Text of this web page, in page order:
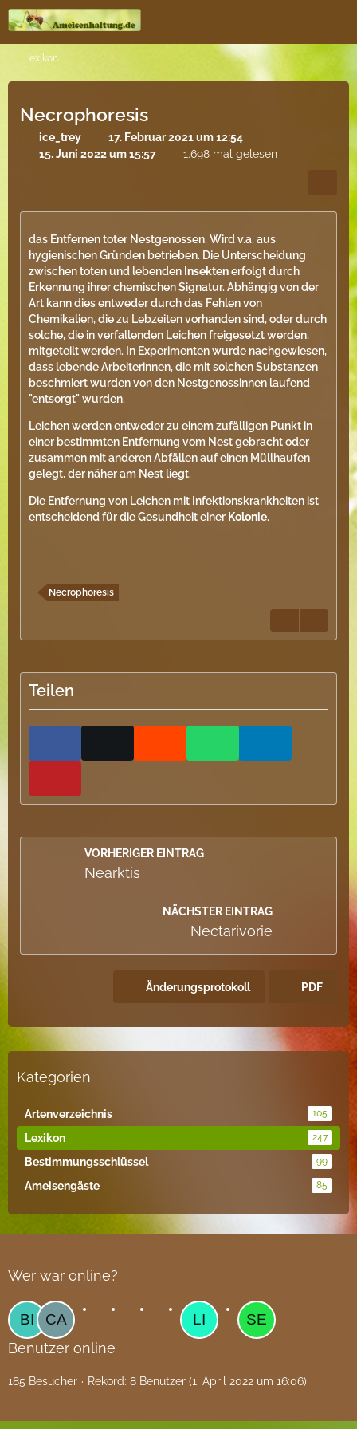
Lexikon
Necrophoresis
ice_trey
17. Februar 2021 um 12:54
15. Juni 2022 um 15:57
1.698 mal gelesen
das Entfernen toter Nestgenossen. Wird v.a. aus
hygienischen Gründen betrieben. Die Unterscheidung
zwischen toten und lebenden Insektenerfolgt durch
Erkennung ihrer chemischen Signatur. Abhängig von der
Art kann dies entweder durch das Fehlen von
Chemikalien, die zu Lebzeiten vorhanden sind, oder durch
solche, die in verfallenden Leichen freigesetzt werden,
mitgeteilt werden. In Experimenten wurde nachgewiesen,
dass lebende Arbeiterinnen, die mit solchen Substanzen
beschmiert wurden von den Nestgenossinnen laufend
"entsorgt" wurden.
Leichen werden entweder zu einem zufälligen Punkt in
einer bestimmten Entfernung vom Nest gebracht oder
zusammen mit anderen Abfällen auf einen Müllhaufen
gelegt, der näher am Nest liegt.
Die Entfernung von Leichen mit Infektionskrankheiten ist
entscheidend für die Gesundheit einer Kolonie.
Necrophoresis
Teilen
VORHERIGER EINTRAG
Nearktis
NÄCHSTER EINTRAG
Nectarivorie
Änderungsprotokoll PDF
Kategorien
Artenverzeichnis 105
Lexikon 247
Bestimmungsschlüssel 99
Ameisengäste 85
Wer war online?
Benutzer online
185 Besucher Rekord: 8 Benutzer (1. April 2022 um 16:06)